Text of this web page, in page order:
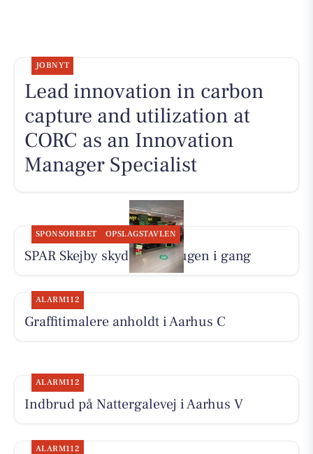
JOBNYT
Lead innovation in carbon
capture and utilization at
CORC as an Innovation
Manager Specialist
SPONSORERET OPSLAGSTAVLEN
SPAR Skejby skyder klimaugen i gang
ALARM112
Graffitimalere anholdt i Aarhus C
ALARM112
Indbrud på Nattergalevej i Aarhus V
ALARM112